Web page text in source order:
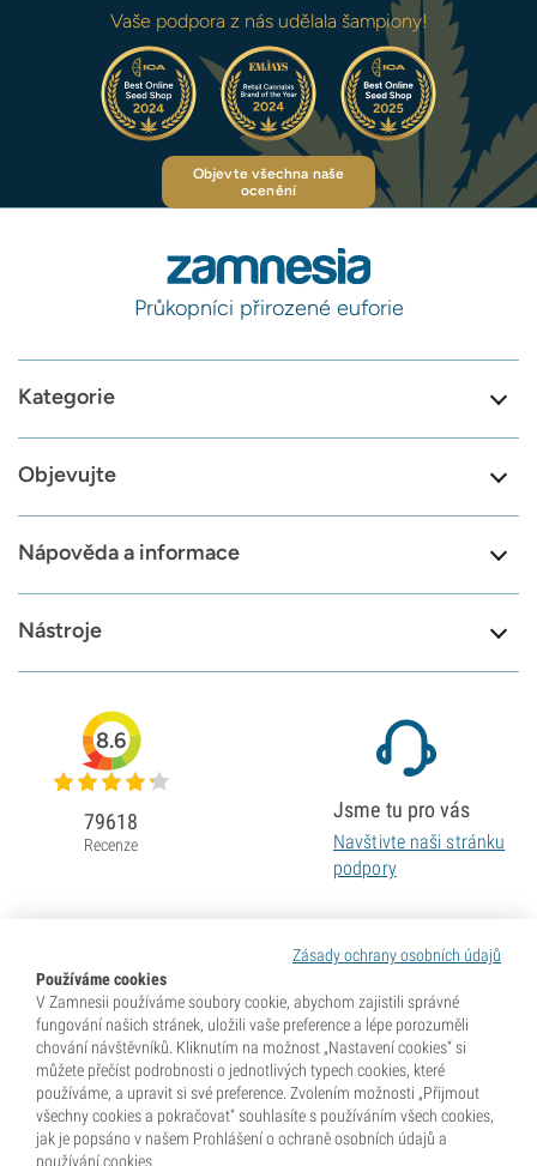
Vaše podpora z nás udělala šampiony!
Objevte všechna naše
ocenění
Průkopníci přirozené euforie
Kategorie
Objevujte
Nápověda a informace
Nástroje
Zásady ochrany osobních údajů
Používáme cookies
V Zamnesii používáme soubory cookie, abychom zajistili správné
fungování našich stránek, uložili vaše preference a lépe porozuměli
chování návštěvníků. Kliknutím na možnost „Nastavení cookies“ si
můžete přečíst podrobnosti o jednotlivých typech cookies, které
používáme, a upravit si své preference. Zvolením možnosti „Přijmout
všechny cookies a pokračovat“ souhlasíte s používáním všech cookies,
jak je popsáno v našem Prohlášení o ochraně osobních údajů a
používání cookies.
8.6
79618
Recenze
Jsme tu pro vás
Navštivte naši stránku
podpory